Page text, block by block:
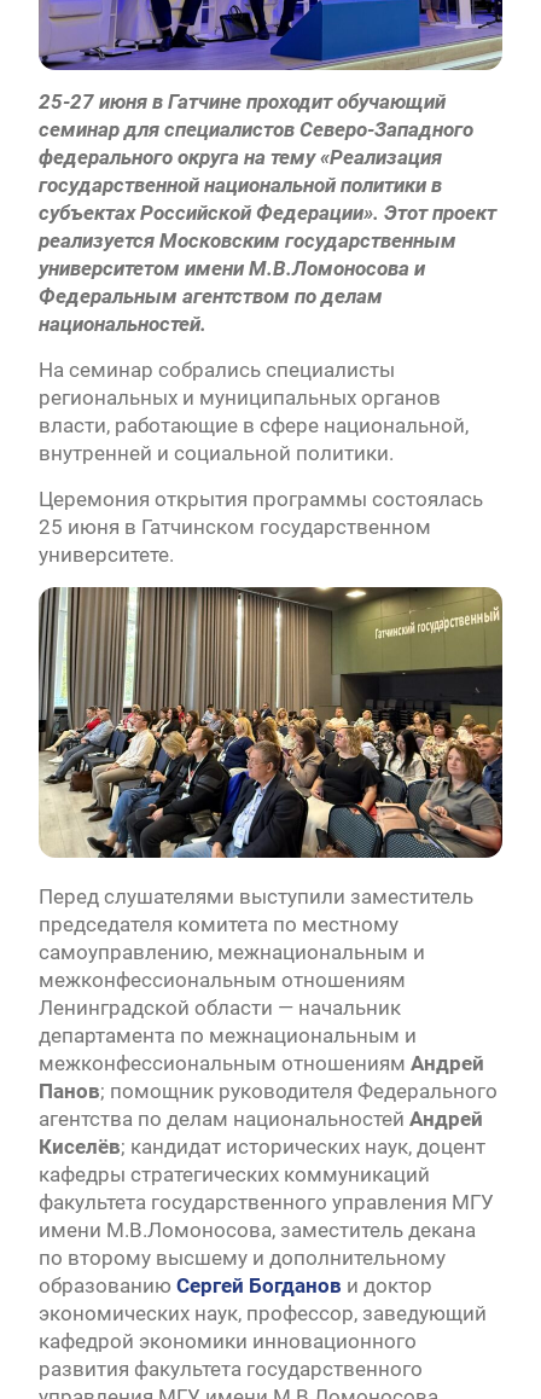
25-27 июня в Гатчине проходит обучающий
семинар для специалистов Северо-Западного
федерального округа на тему «Реализация
государственной национальной политики в
субъектах Российской Федерации». Этот проект
реализуется Московским государственным
университетом имени М.В.Ломоносова и
Федеральным агентством по делам
национальностей.
На семинар собрались специалисты
региональных и муниципальных органов
власти, работающие в сфере национальной,
внутренней и социальной политики.
Церемония открытия программы состоялась
25 июня в Гатчинском государственном
университете.
Перед слушателями выступили заместитель
председателя комитета по местному
самоуправлению, межнациональным и
межконфессиональным отношениям
Ленинградской области — начальник
департамента по межнациональным и
межконфессиональным отношениям Андрей
Панов; помощник руководителя Федерального
агентства по делам национальностей Андрей
Киселёв; кандидат исторических наук, доцент
кафедры стратегических коммуникаций
факультета государственного управления МГУ
имени М.В.Ломоносова, заместитель декана
по второму высшему и дополнительному
образованию Сергей Богданов и доктор
экономических наук, профессор, заведующий
кафедрой экономики инновационного
развития факультета государственного